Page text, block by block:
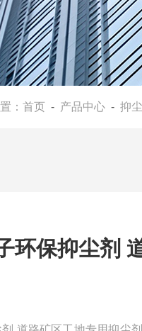
： 首页 - 产品中心 - 抑
环保抑尘剂